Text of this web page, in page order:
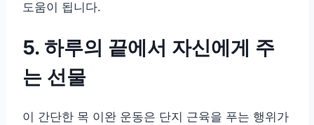
도움이 됩니다.
5. 하루의 끝에서 자신에게 주
는 선물
이 간단한 목 이완 운동은 단지 근육을 푸는 행위가